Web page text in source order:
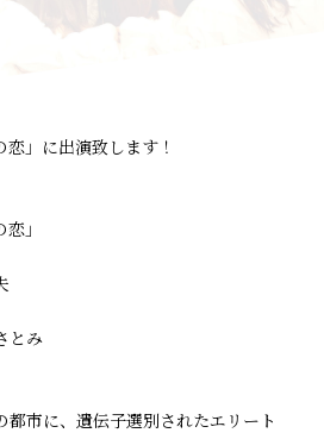
」に出演致します！
」
とみ
市に、遺伝子選別されたエリート